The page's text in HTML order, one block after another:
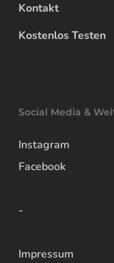
Kontakt
Kostenlos Testen
Social Media &
Instagram
Facebook
-
Impressum